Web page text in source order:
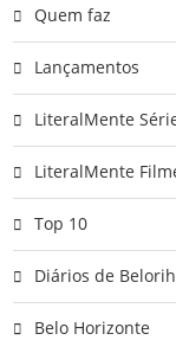
Quem faz
Lançamentos
LiteralMente
LiteralMente
Top 10
Diários de
Belo Horizonte